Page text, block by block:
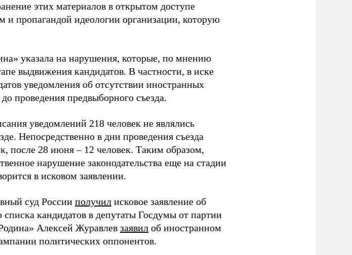
этих материалов в открытом доступе
и пропагандой идеологии организации, которую
указала на нарушения, которые, по мнению
выдвижения кандидатов. В частности, в иске
уведомления об отсутствии иностранных
проведения предвыборного съезда.
уведомлений 218 человек не являлись
Непосредственно в дни проведения съезда
после 28 июня – 12 человек. Таким образом,
нарушение законодательства еще на стадии
в исковом заявлении.
суд России получил исковое заявление об
кандидатов в депутаты Госдумы от партии
Алексей Журавлев заявил об иностранном
политических оппонентов.